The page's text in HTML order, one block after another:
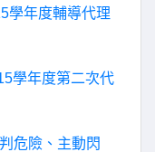
學年度輔導代理
學年度第二次代
危險、主動閃